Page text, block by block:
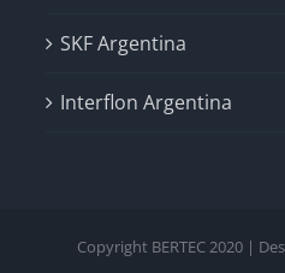
SKF Argentina
Interflon Argentina
Copyright BERTEC 2020 |